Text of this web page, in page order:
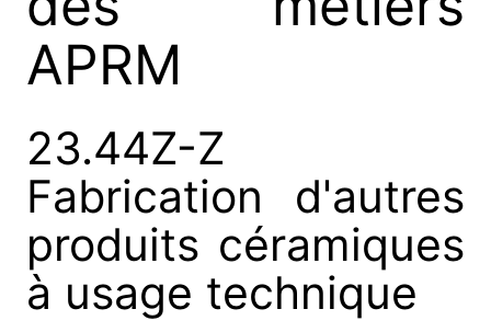
APRM
23.44Z-Z
Fabrication d'autres
produits céramiques
à usage technique